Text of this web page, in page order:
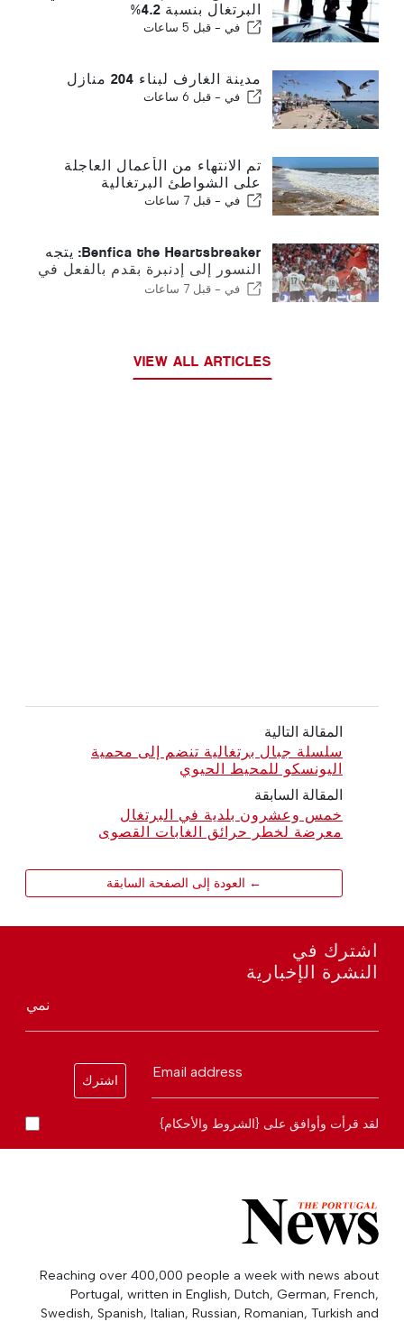
البرتغال بنسبة 4.2%
في - قبل 5 ساعات
مدينة الغارف لبناء 204 منازل
في - قبل 6 ساعات
تم الانتهاء من الأعمال العاجلة
على الشواطئ البرتغالية
في - قبل 7 ساعات
Benfica the Heartsbreaker: يتجه
النسور إلى إدنبرة بقدم بالفعل في
المرحلة التالية
في - قبل 7 ساعات
VIEW ALL ARTICLES
المقالة التالية
سلسلة جبال برتغالية تنضم إلى محمية
اليونسكو للمحيط الحيوي
المقالة السابقة
خمس وعشرون بلدية في البرتغال
معرضة لخطر حرائق الغابات القصوى
← العودة إلى الصفحة السابقة
اشترك في
النشرة الإخبارية
نمي
Email address
اشترك
لقد قرأت وأوافق على {الشروط والأحكام}
Reaching over 400,000 people a week with news about
Portugal, written in English, Dutch, German, French,
Swedish, Spanish, Italian, Russian, Romanian, Turkish and